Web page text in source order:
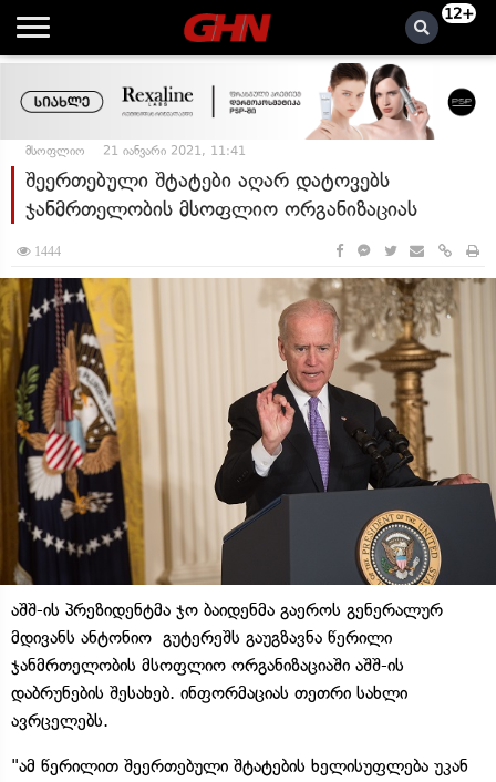
12+
მსოფლიო 21 იანვარი 2021, 11:41
შეერთებული შტატები აღარ დატოვებს
ჯანმრთელობის მსოფლიო ორგანიზაციას
1444
აშშ-ის პრეზიდენტმა ჯო ბაიდენმა გაეროს გენერალურ
მდივანს ანტონიო გუტერეშს გაუგზავნა წერილი
ჯანმრთელობის მსოფლიო ორგანიზაციაში აშშ-ის
დაბრუნების შესახებ. ინფორმაციას თეთრი სახლი
ავრცელებს.
"ამ წერილით შეერთებული შტატების ხელისუფლება უკან